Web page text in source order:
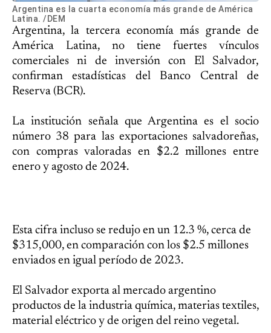
Argentina es la cuarta economía más grande de América
Latina. /DEM
Argentina, la tercera economía más grande de
América Latina, no tiene fuertes vínculos
comerciales ni de inversión con El Salvador,
confirman estadísticas del Banco Central de
Reserva (BCR).
La institución señala que Argentina es el socio
número 38 para las exportaciones salvadoreñas,
con compras valoradas en $2.2 millones entre
enero y agosto de 2024.
Esta cifra incluso se redujo en un 12.3 %, cerca de
$315,000, en comparación con los $2.5 millones
enviados en igual período de 2023.
El Salvador exporta al mercado argentino
productos de la industria química, materias textiles,
material eléctrico y de origen del reino vegetal.